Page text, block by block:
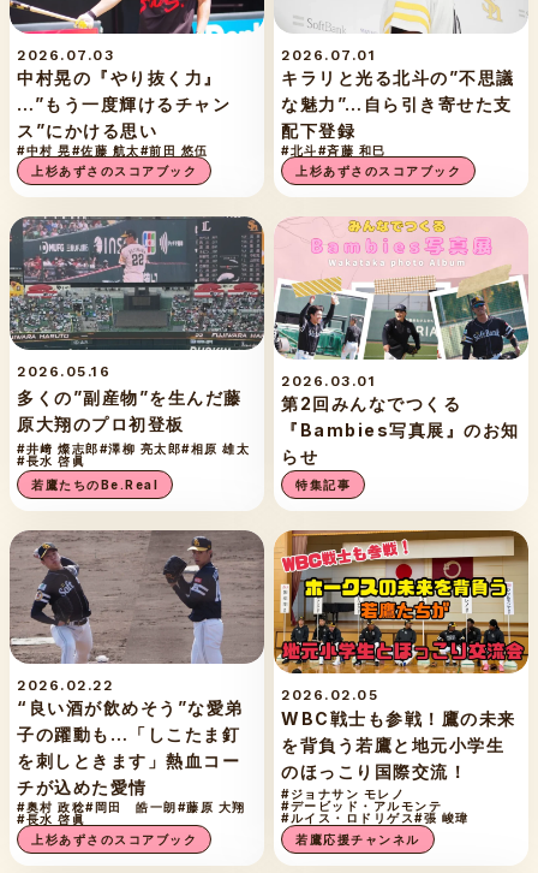
2026.07.03
中村晃の『やり抜く力』
…”もう一度輝けるチャン
ス”にかける思い
#中村 晃#佐藤 航太#前田 悠伍
上杉あずさのスコアブック
2026.07.01
キラリと光る北斗の”不思議
な魅力”…自ら引き寄せた支
配下登録
#北斗#斉藤 和巳
上杉あずさのスコアブック
2026.05.16
多くの”副産物”を生んだ藤
原大翔のプロ初登板
#井﨑 燦志郎#澤柳 亮太郎#相原 雄太
#長水 啓眞
若鷹たちのBe.Real
2026.03.01
第2回みんなでつくる
『Bambies写真展』のお知
らせ
特集記事
2026.02.22
“良い酒が飲めそう”な愛弟
子の躍動も…「しこたま釘
を刺しときます」熱血コー
チが込めた愛情
#奥村 政稔#岡田 皓一朗#藤原 大翔
#長水 啓眞
上杉あずさのスコアブック
2026.02.05
WBC戦士も参戦！鷹の未来
を背負う若鷹と地元小学生
のほっこり国際交流！
#ジョナサン モレノ
#デービッド・アルモンテ
#ルイス・ロドリゲス#張 峻瑋
若鷹応援チャンネル